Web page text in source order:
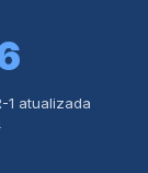
1 atualizada